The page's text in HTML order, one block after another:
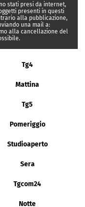
stati presi da internet,
presenti in questi
alla pubblicazione,
una mail a:
alla cancellazione del
Tg4
Mattina
Tg5
Pomeriggio
Studioaperto
Sera
Tgcom24
Notte